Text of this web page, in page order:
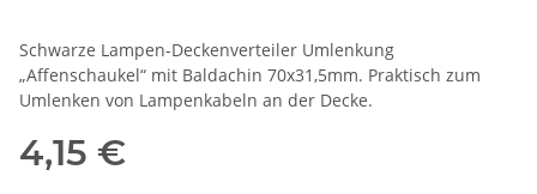
Schwarze Lampen-Deckenverteiler Umlenkung
„Affenschaukel“ mit Baldachin 70x31,5mm. Praktisch zum
Umlenken von Lampenkabeln an der Decke.
4,15 €